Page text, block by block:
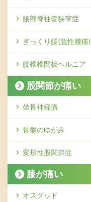
腰部脊柱管狭窄症
ぎっくり腰(急性腰痛)
腰椎椎間板ヘルニア
股関節が痛い
坐骨神経痛
骨盤のゆがみ
変形性股関節症
膝が痛い
オスグッド